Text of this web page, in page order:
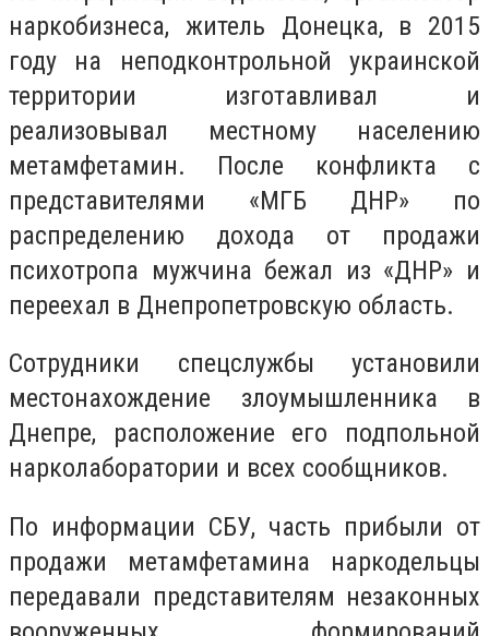
наркобизнеса, житель Донецка, в 2015
году на неподконтрольной украинской
территории изготавливал и
реализовывал местному населению
метамфетамин. После конфликта с
представителями «МГБ ДНР» по
распределению дохода от продажи
психотропа мужчина бежал из «ДНР» и
переехал в Днепропетровскую область.
Сотрудники спецслужбы установили
местонахождение злоумышленника в
Днепре, расположение его подпольной
нарколаборатории и всех сообщников.
По информации СБУ, часть прибыли от
продажи метамфетамина наркодельцы
передавали представителям незаконных